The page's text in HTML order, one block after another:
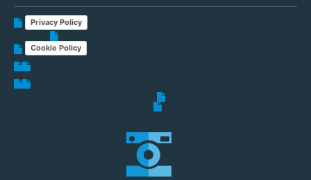
Privacy Policy
Cookie Policy